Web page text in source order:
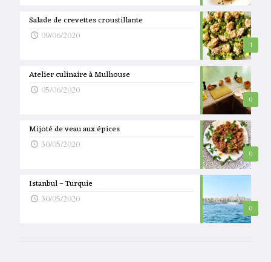
1
Salade de crevettes croustillante
09/06/2020
0
Atelier culinaire à Mulhouse
05/06/2020
0
Mijoté de veau aux épices
30/05/2020
0
Istanbul – Turquie
30/05/2020